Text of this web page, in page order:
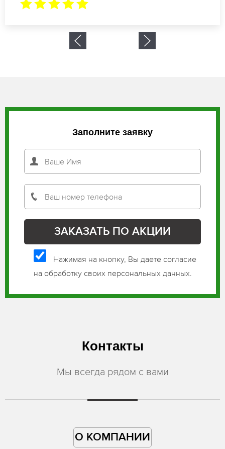
Заполните заявку
Нажимая на кнопку, Вы даете согласие
на обработку своих персональных данных.
Контакты
Мы всегда рядом с вами
О КОМПАНИИ